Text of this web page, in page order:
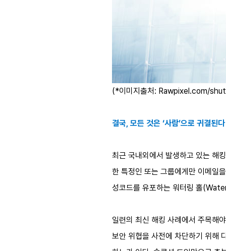
(*이미지출처: Rawpixel.com/
결국, 모든 것은 ‘사람’으로 귀결된다
최근 국내외에서 발생하고 있는 해
한 특정인 또는 그룹에게만 이메일
성코드를 유포하는 워터링 홀
일련의 최신 해킹 사례에서 주목해
보안 위협을 사전에 차단하기 위해